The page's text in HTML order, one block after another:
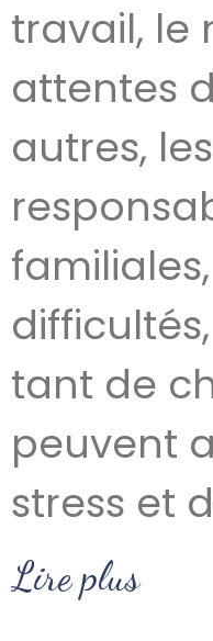
travail, le
attentes
autres, les
tant de
peuvent
stress et
Lire plus